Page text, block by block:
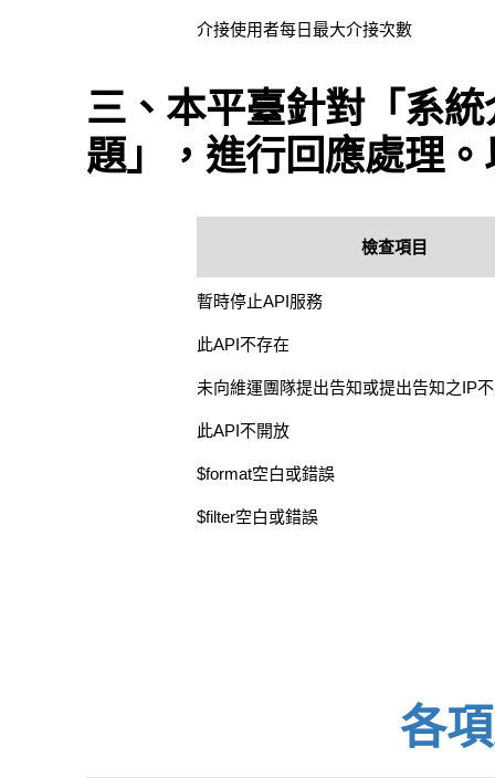
介接使用者每日最大介接次數
三、本平臺針對「系
題」，進行回應處理
檢查項目
暫時停止API服務
此API不存在
未向維運團隊提出告知或提出告知之IP
此API不開放
$format空白或錯誤
$filter空白或錯誤
各